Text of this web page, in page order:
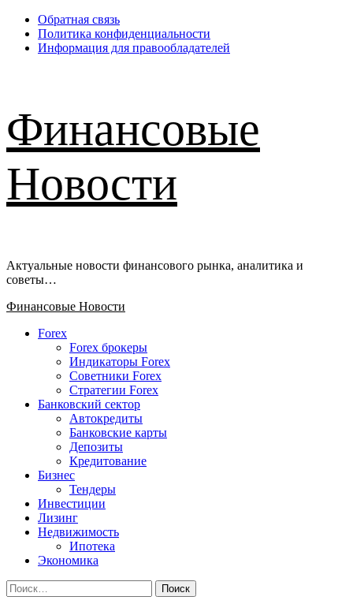
Перейти
содержимому
Обратная связь
Политика конфиденциальности
Информация для правообладателей
Финансовые
Новости
Актуальные новости финансового рынка, аналитика и
советы…
Основное
Финансовые Новости
Forex
Forex брокеры
Индикаторы Forex
Советники Forex
Стратегии Forex
Банковский сектор
Автокредиты
Банковские карты
Депозиты
Кредитование
Бизнес
Тендеры
Инвестиции
Лизинг
Недвижимость
Ипотека
Экономика
Найти: